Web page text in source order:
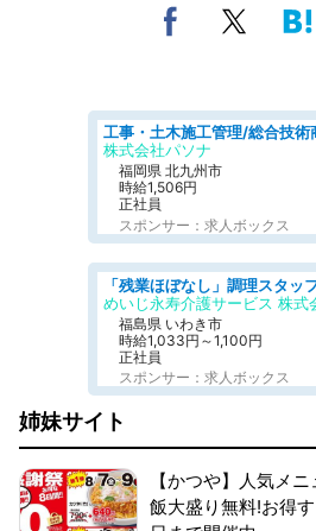
株式会社パソナ
福岡県 北九州市
時給1,506円
正社員
スポンサー：求人ボックス
福島県 いわき市
時給1,033円～1,100円
正社員
スポンサー：求人ボックス
姉妹サイト
【かつや】人気メ
飯大盛り無料!お得